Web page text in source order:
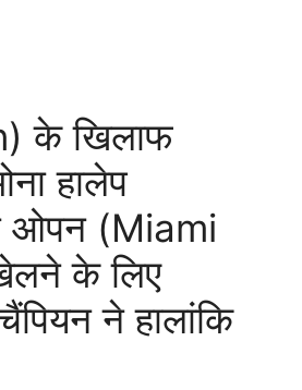
के खिलाफ
हालेप
ओपन (Miami
के लिए
ने हालांकि